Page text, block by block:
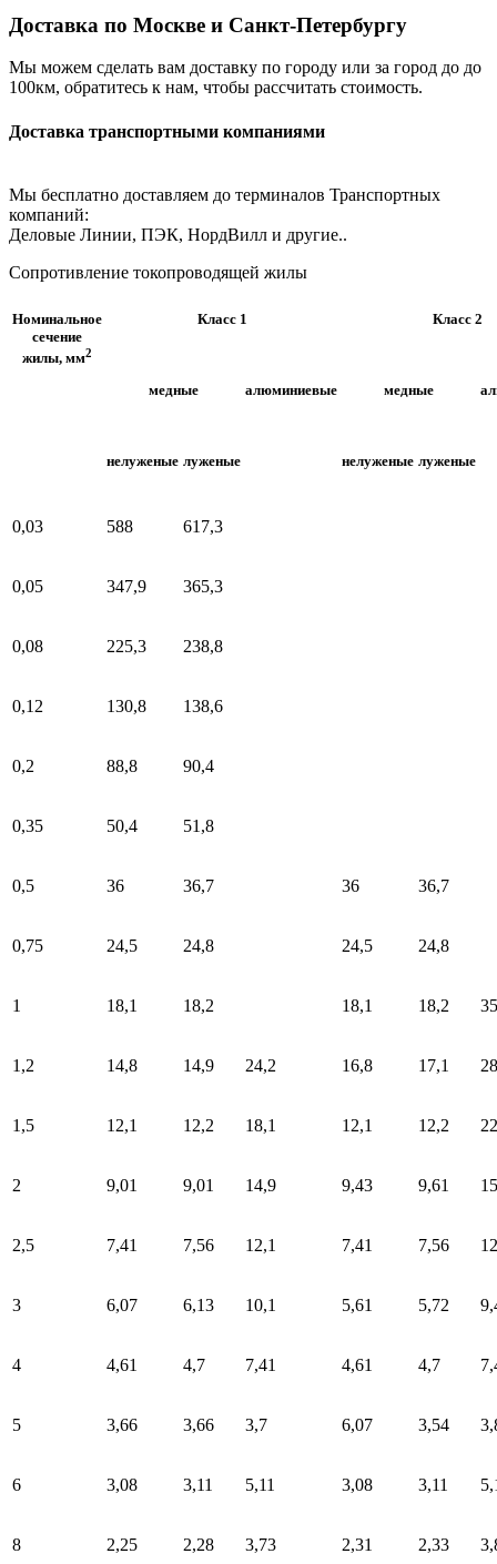
Доставка по Москве и Санкт-Петербургу
Мы можем сделать вам доставку по городу или за город до до
100км, обратитесь к нам, чтобы рассчитать стоимость.
Доставка транспортными компаниями
Мы бесплатно доставляем до терминалов Транспортных
компаний:
Деловые Линии, ПЭК, НордВилл и другие..
Сопротивление токопроводящей жилы
Номинальное
сечение
жилы, мм2
Класс 1 Класс 2
медные алюминиевые медные
нелуженые луженые нелуженые луженые
0,03 588 617,3
0,05 347,9 365,3
0,08 225,3 238,8
0,12 130,8 138,6
0,2 88,8 90,4
0,35 50,4 51,8
0,5 36 36,7 36 36,7
0,75 24,5 24,8 24,5 24,8
1 18,1 18,2 18,1 18,2
1,2 14,8 14,9 24,2 16,8 17,1 28
1,5 12,1 12,2 18,1 12,1 12,2
2 9,01 9,01 14,9 9,43 9,61
2,5 7,41 7,56 12,1 7,41 7,56
3 6,07 6,13 10,1 5,61 5,72
4 4,61 4,7 7,41 4,61 4,7
5 3,66 3,66 3,7 6,07 3,54
6 3,08 3,11 5,11 3,08 3,11
8 2,25 2,28 3,73 2,31 2,33